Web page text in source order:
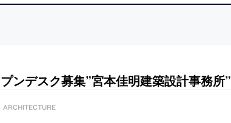
ンデスク募集”宮本佳明建築設計事務所”
ARCHITECTURE